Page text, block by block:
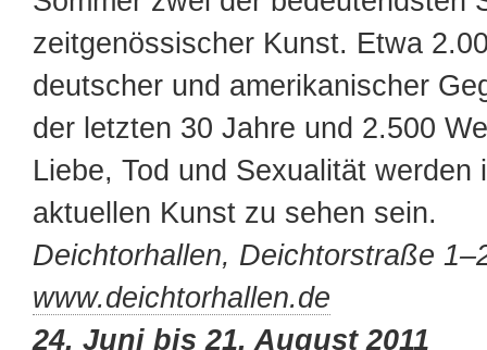
zeitgenössischer Kunst. Etwa
deutscher und amerikanischer
der letzten 30 Jahre und 2.500
Liebe, Tod und Sexualität werden
aktuellen Kunst zu sehen sein.
Deichtorhallen, Deichtorstraße
www.deichtorhallen.de
24. Juni bis 21. August 2011